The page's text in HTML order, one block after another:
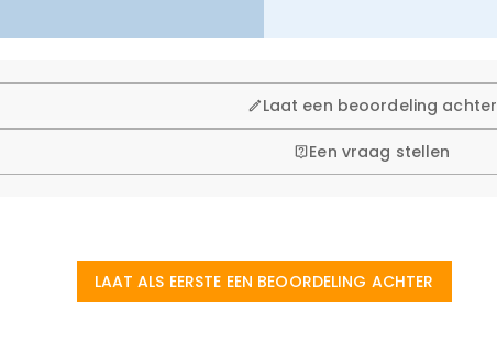
Laat een beoordeling achter
Een vraag stellen
LAAT ALS EERSTE EEN BEOORDELING ACHTER